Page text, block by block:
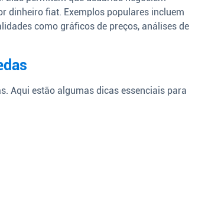
dinheiro fiat. Exemplos populares incluem
como gráficos de preços, análises de
Aqui estão algumas dicas essenciais para